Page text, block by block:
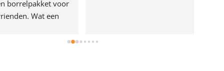
borrelpakket voor
Wat een